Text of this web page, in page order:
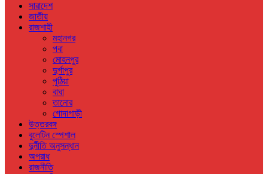
সারাদেশ
জাতীয়
রাজশাহী
মহানগর
পবা
মোহনপুর
দুর্গাপুর
পুঠিয়া
বাঘা
তানোর
গোদাগাড়ী
উত্তরবঙ্গ
বুলেটিন স্পেশাল
দুর্নীতি অনুসন্ধান
অপরাধ
রাজনীতি